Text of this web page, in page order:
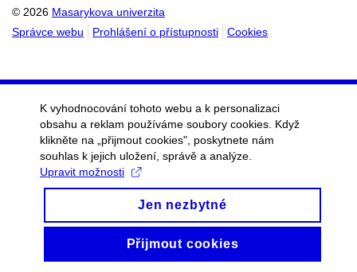
© 2026 Masarykova univerzita
Správce webu
Prohlášení o přístupnosti Cookies
K vyhodnocování tohoto webu a k personalizaci
obsahu a reklam používáme soubory cookies. Když
klikněte na „přijmout cookies", poskytnete nám
souhlas k jejich uložení, správě a analýze.
Upravit možnosti
Jen nezbytné
Přijmout cookies